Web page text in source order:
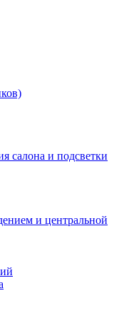
салона и подсветки
и центральной